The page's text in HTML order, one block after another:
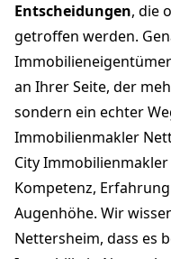
Entscheidungen, die
getroffen werden.
an Ihrer Seite, der
sondern ein echter
Immobilienmakler
City
Kompetenz,
Augenhöhe. Wir
Nettersheim, dass es